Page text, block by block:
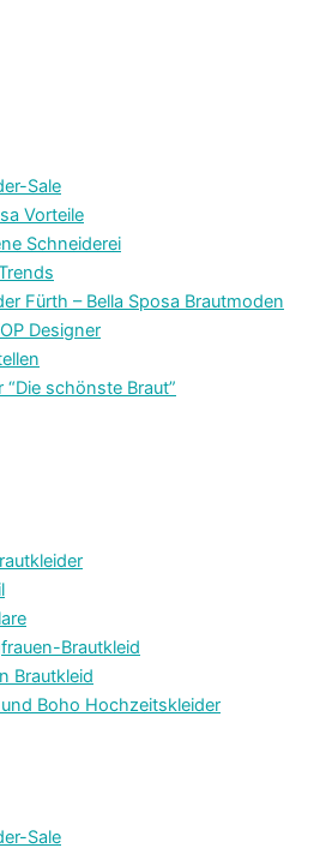
Sale
Vorteile
Schneiderei
Fürth – Bella Sposa Brautmoden
Designer
“Die schönste Braut”
Brautkleid
Brautkleid
Boho Hochzeitskleider
Sale